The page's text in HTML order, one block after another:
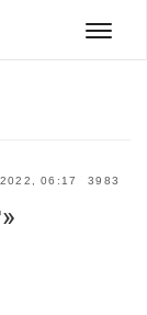
Меню
06:17 3983